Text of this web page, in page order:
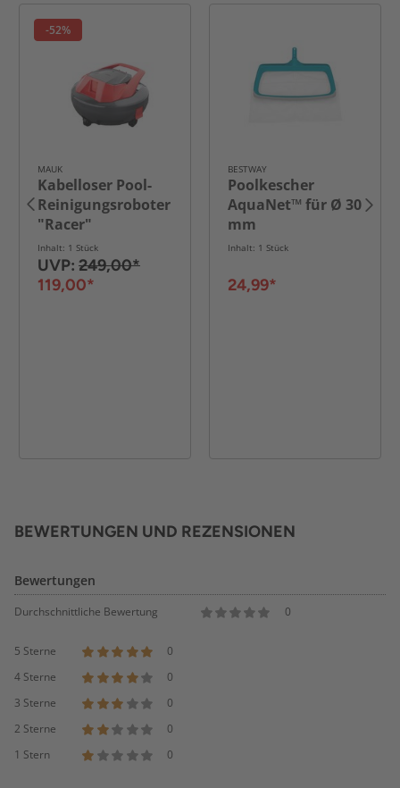
-52%
MAUK
Kabelloser Pool-
Reinigungsroboter
"Racer"
Inhalt: 1 Stück
UVP: 249,00*
119,00*
BESTWAY
Poolkescher
AquaNet™ für Ø 30
mm
Teleskopstangen
40 x 41 cm - Blau
Inhalt: 1 Stück
24,99*
BEWERTUNGEN UND REZENSIONEN
Bewertungen
Durchschnittliche Bewertung 0
5 Sterne
0
4 Sterne
0
3 Sterne
0
2 Sterne
0
1 Stern
0